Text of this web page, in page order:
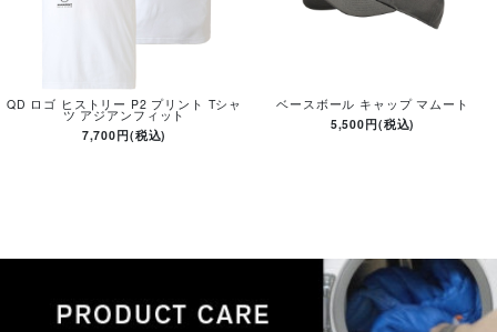
QD ロゴ ヒストリー P2 プリント Tシャ
ツ アジアンフィット
7,700円(税込)
ベースボール キャップ マムート
5,500円(税込)